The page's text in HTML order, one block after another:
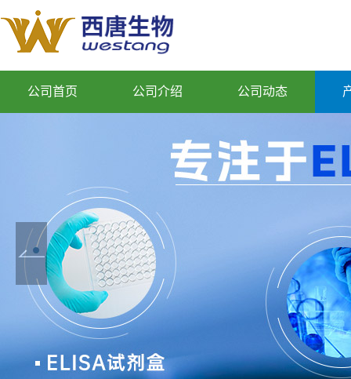
公司首页 公司介绍 公司动态